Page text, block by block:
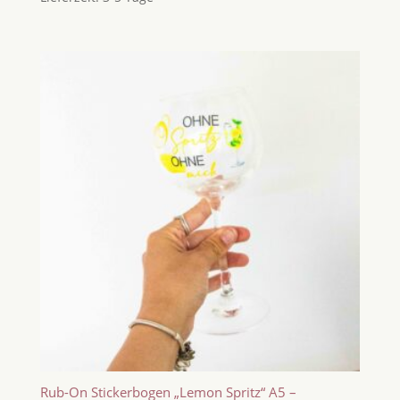
Rub-On Stickerbogen „Lemon Spritz“ A5 –